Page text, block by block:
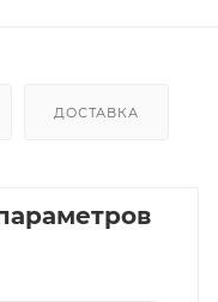
ДОСТАВКА